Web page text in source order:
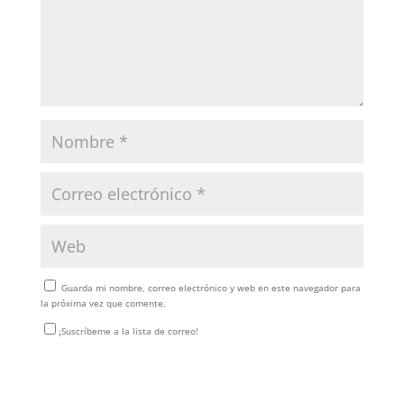
Guarda mi nombre, correo electrónico y web en este navegador para
la próxima vez que comente.
¡Suscríbeme a la lista de correo!